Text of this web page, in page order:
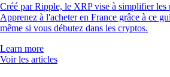
Créé par Ripple, le XRP vise à simplifier les
Apprenez à l'acheter en France grâce à ce
même si vous débutez dans les cryptos.
Learn more
Voir les articles